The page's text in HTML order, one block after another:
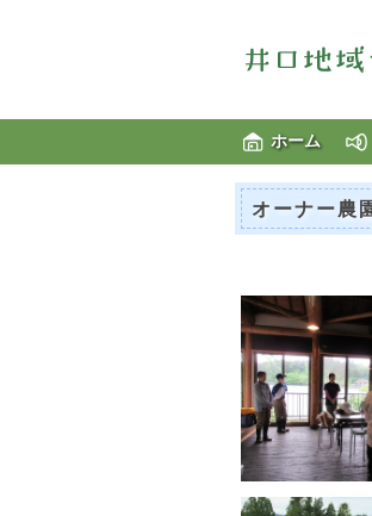
ホーム
オーナー農